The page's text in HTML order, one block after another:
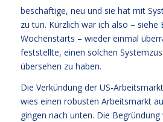
beschäftige, neu und sie hat mit
zu tun. Kürzlich war ich also – siehe
Wochenstarts – wieder einmal
feststellte, einen solchen
übersehen zu haben.
Die Verkündung der US-
wies einen robusten Arbeitsmarkt
gingen nach unten. Die